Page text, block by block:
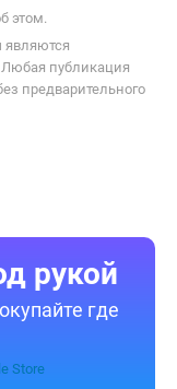
этом.
являются
публикация
предварительного
рукой
где